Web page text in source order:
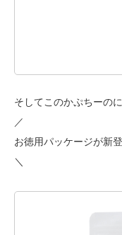
そしてこのかぷちーの
／
お徳用パッケージが新
＼